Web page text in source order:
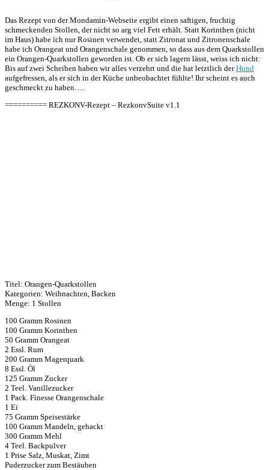
Das Rezept von der Mondamin-Webseite ergibt einen saftigen, fruchtig
schmeckenden Stollen, der nicht so arg viel Fett erhält. Statt Korinthen (nicht
im Haus) habe ich nur Rosinen verwendet, statt Zitronat und Zitronenschale
habe ich Orangeat und Orangenschale genommen, so dass aus dem Quarkstollen
ein Orangen-Quarkstollen geworden ist. Ob er sich lagern lässt, weiss ich nicht:
Bis auf zwei Scheiben haben wir alles verzehrt und die hat letztlich derHund
aufgefressen, als er sich in der Küche unbeobachtet fühlte! Ihr scheint es auch
geschmeckt zu haben….
========== REZKONV-Rezept – RezkonvSuite v1.1
Titel: Orangen-Quarkstollen
Kategorien: Weihnachten, Backen
Menge: 1 Stollen
100 Gramm Rosinen
100 Gramm Korinthen
50 Gramm Orangeat
2 Essl. Rum
200 Gramm Magerquark
8 Essl. Öl
125 Gramm Zucker
2 Teel. Vanillezucker
1 Pack. Finesse Orangenschale
1 Ei
75 Gramm Speisestärke
100 Gramm Mandeln, gehackt
300 Gramm Mehl
4 Teel. Backpulver
1 Prise Salz, Muskat, Zimt
Puderzucker zum Bestäuben